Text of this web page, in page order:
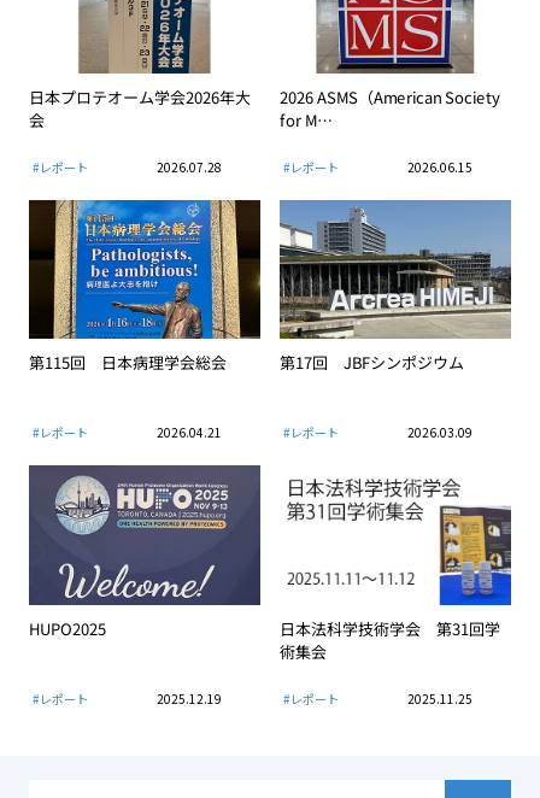
日本プロテオーム学会2026年大
会
#レポート 2026.07.28
2026 ASMS（American Society
for M…
#レポート 2026.06.15
第115回 日本病理学会総会
#レポート 2026.04.21
第17回 JBFシンポジウム
#レポート 2026.03.09
HUPO2025
#レポート 2025.12.19
日本法科学技術学会 第31回学
術集会
#レポート 2025.11.25